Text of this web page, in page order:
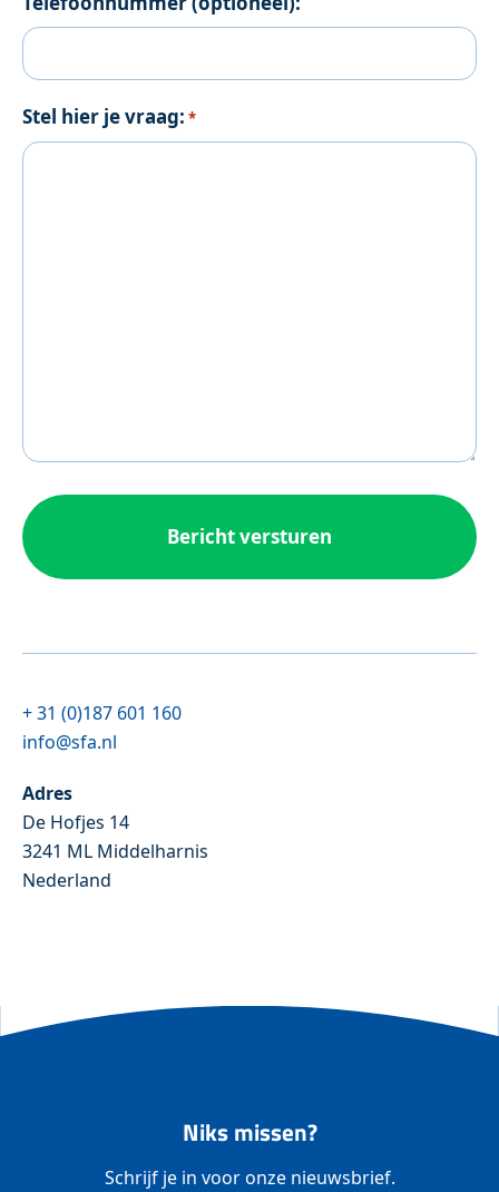
Stel hier je vraag: *
+ 31 (0)187 601 160
info@sfa.nl
Adres
De Hofjes 14
3241 ML Middelharnis
Nederland
Niks missen?
Schrijf je in voor onze nieuwsbrief.